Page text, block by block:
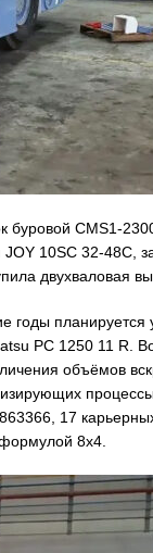
буровой CMS1-
10SC 32-48C,
двухваловая
годы планируется
PC 1250 11 R.
объёмов
17
8х4.